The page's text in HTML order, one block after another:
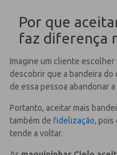
Por que
faz diferença
Imagine um cliente escolher
descobrir que a bandeira do
de essa pessoa abandonar
Portanto, aceitar mais
também de fidelização, pois
tende a voltar.